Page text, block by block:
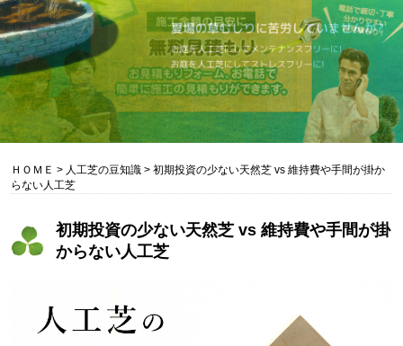
ＨＯＭＥ > 人工芝の豆知識 > 初期投資の少ない天然芝 vs 維持費や手間が掛か
らない人工芝
初期投資の少ない天然芝 vs 維持費や手間が掛
からない人工芝